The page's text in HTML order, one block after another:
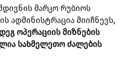
მარკო რუბიოს
ადმინისტრაცია მიიჩნევს,
ოპერაციის მიზნების
სახმელეთო ძალების